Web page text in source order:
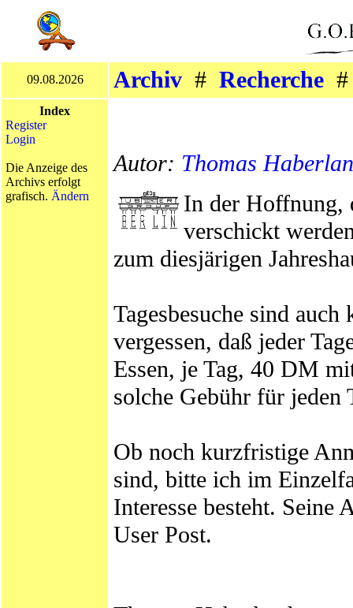
09.08.2026 Archiv # Recherche
Index
Register
Login
Die Anzeige des
Archivs erfolgt
grafisch. Ändern
Autor: Thomas
In der Hoffnung,
verschickt
zum diesjärigen
Tagesbesuche sind
vergessen, daß jeder
Essen, je Tag, 40 DM
solche Gebühr für jeden
Ob noch kurzfristige
sind, bitte ich im
Interesse besteht. Seine
User Post.